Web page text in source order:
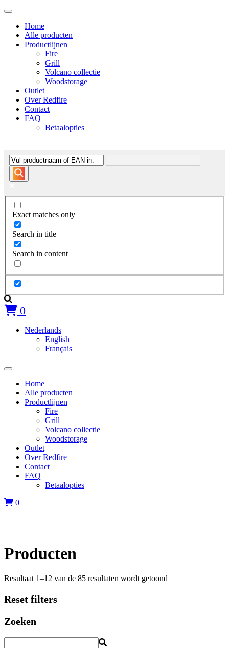
Home
Alle producten
Productlijnen
Fire
Grill
Volcano collectie
Woodstorage
Outlet
Over Redfire
Contact
FAQ
Betaalopties
Exact matches only
Search in title
Search in content
0
Nederlands
English
Français
Home
Alle producten
Productlijnen
Fire
Grill
Volcano collectie
Woodstorage
Outlet
Over Redfire
Contact
FAQ
Betaalopties
0
Producten
Resultaat 1–12 van de 85 resultaten wordt getoond
Reset filters
Zoeken